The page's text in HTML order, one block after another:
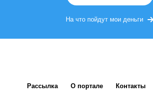
На что пойдут мои деньги
Рассылка О портале Контакты